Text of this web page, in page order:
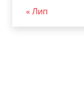
« Лип